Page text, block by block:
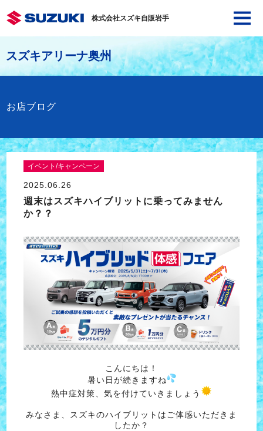
株式会社スズキ自販岩手
スズキアリーナ奥州
お店ブログ
イベント/キャンペーン
2025.06.26
週末はスズキハイブリットに乗ってみません
か？？
こんにちは！
暑い日が続きますね
熱中症対策、気を付けていきましょう
みなさま、スズキのハイブリットはご体感いただきま
したか？